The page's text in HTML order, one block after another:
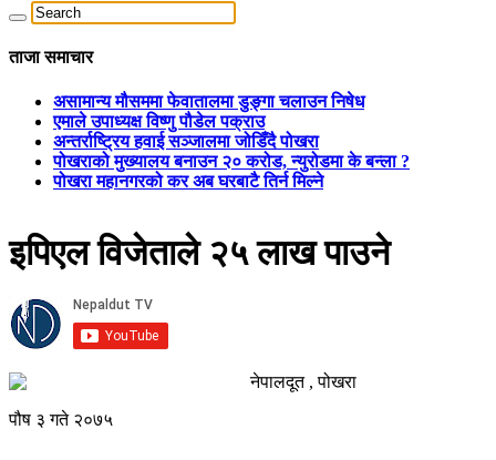
ताजा समाचार
असामान्य मौसममा फेवातालमा डुङ्गा चलाउन निषेध
एमाले उपाध्यक्ष विष्णु पौडेल पक्राउ
अन्तर्राष्ट्रिय हवाई सञ्जालमा जोडिँदै पोखरा
पोखराको मुख्यालय बनाउन २० करोड, न्युरोडमा के बन्ला ?
पोखरा महानगरको कर अब घरबाटै तिर्न मिल्ने
इपिएल विजेताले २५ लाख पाउने
नेपालदूत , पोखरा
पौष ३ गते २०७५